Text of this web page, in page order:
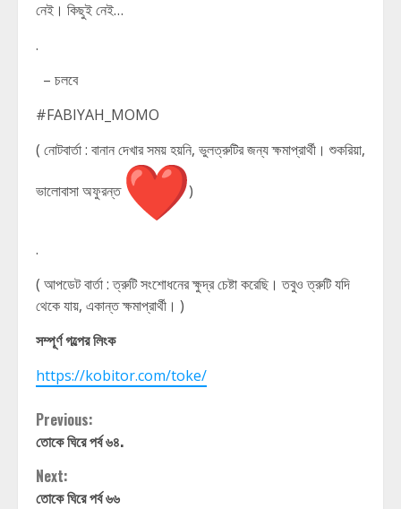
নেই। কিছুই নেই…
.
– চলবে
#FABIYAH_MOMO
( নোটবার্তা : বানান দেখার সময় হয়নি, ভুলত্রুটির জন্য ক্ষমাপ্রার্থী। শুকরিয়া,
ভালোবাসা অফুরন্ত )
.
( আপডেট বার্তা : ত্রুটি সংশোধনের ক্ষুদ্র চেষ্টা করেছি। তবুও ত্রুটি যদি
থেকে যায়, একান্ত ক্ষমাপ্রার্থী। )
সম্পূর্ণ গল্পের লিংক
https://kobitor.com/toke/
Continue
Reading
Previous:
তোকে ঘিরে পর্ব ৬৪.
Next:
তোকে ঘিরে পর্ব ৬৬